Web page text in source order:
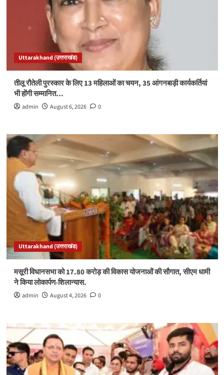
Uttarakhand (उत्तराखंड)
तीलू रौतेली पुरस्कार के लिए 13 महिलाओं का चयन, 35 आंगनबाड़ी कार्यकर्तियां
भी होंगी सम्मानित…
admin August 6, 2026 0
Uttarakhand (उत्तराखंड)
मसूरी विधानसभा को 17.80 करोड़ की विकास योजनाओं की सौगात, सीएम धामी
ने किया लोकार्पण-शिलान्यास.
admin August 4, 2026 0